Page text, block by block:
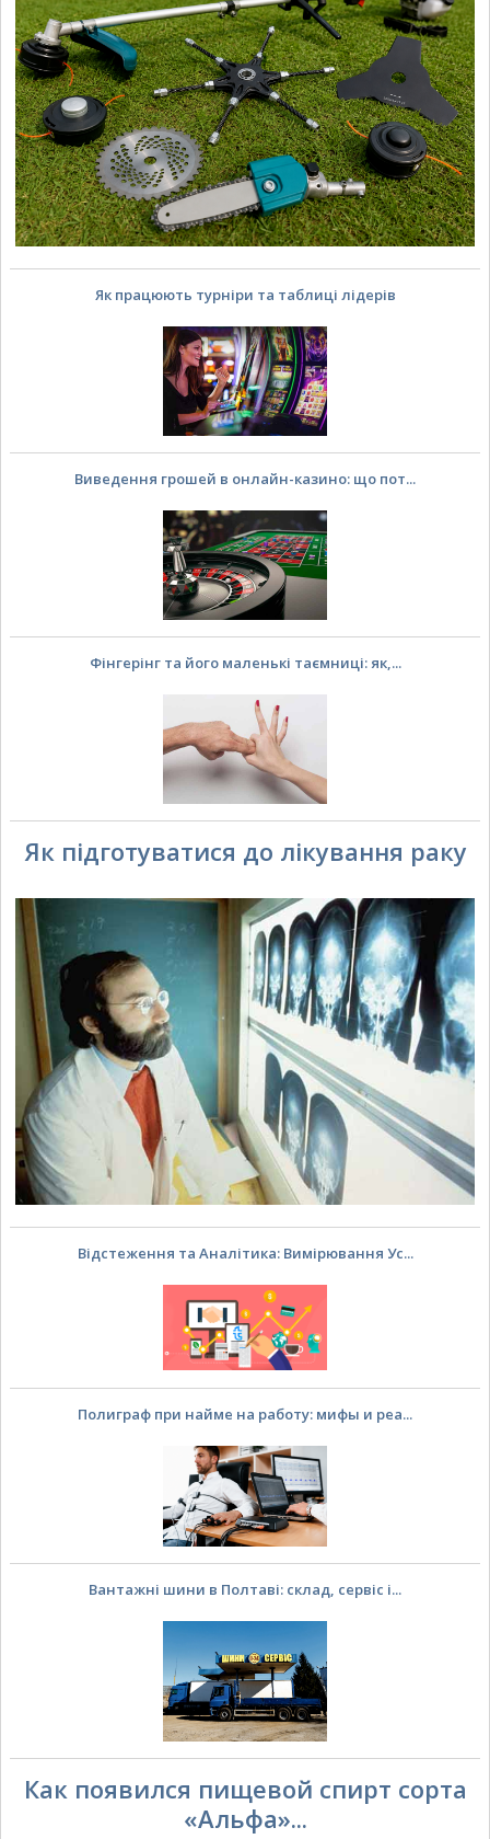
Як працюють турніри та таблиці лідерів
Виведення грошей в онлайн-казино: що пот...
Фінгерінг та його маленькі таємниці: як,...
Як підготуватися до лікування раку
Відстеження та Аналітика: Вимірювання Ус...
Полиграф при найме на работу: мифы и реа...
Вантажні шини в Полтаві: склад, сервіс і...
Как появился пищевой спирт сорта
«Альфа»...